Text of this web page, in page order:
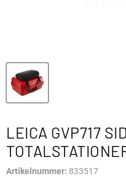
LEICA GVP717
Artikelnummer: 833517